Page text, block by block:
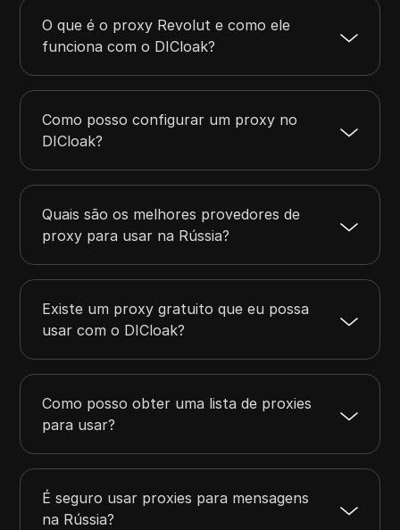
O que é o proxy Revolut e como ele
funciona com o DICloak?
Como posso configurar um proxy no
DICloak?
Quais são os melhores provedores de
proxy para usar na Rússia?
Existe um proxy gratuito que eu possa
usar com o DICloak?
Como posso obter uma lista de proxies
para usar?
É seguro usar proxies para mensagens
na Rússia?